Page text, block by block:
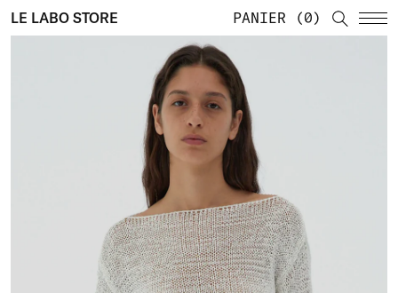
LE LABO STORE PANIER 0